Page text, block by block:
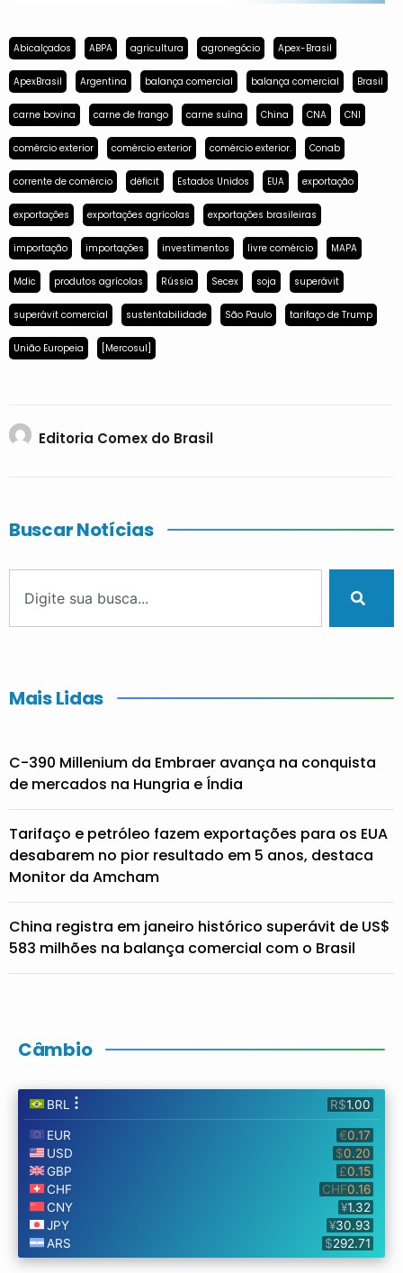
Abicalçados ABPA agricultura agronegócio Apex-Brasil
ApexBrasil Argentina balança comercial balança comercial Brasil
carne bovina carne de frango carne suína China CNA CNI
comércio exterior comércio exterior comércio exterior. Conab
corrente de comércio déficit Estados Unidos EUA exportação
exportações exportações agrícolas exportações brasileiras
importação importações investimentos livre comércio MAPA
Mdic produtos agrícolas Rússia Secex soja superávit
superávit comercial sustentabilidade São Paulo tarifaço de Trump
União Europeia [Mercosul]
Editoria Comex do Brasil
Buscar Notícias
Mais Lidas
C-390 Millenium da Embraer avança na conquista
de mercados na Hungria e Índia
Tarifaço e petróleo fazem exportações para os EUA
desabarem no pior resultado em 5 anos, destaca
Monitor da Amcham
China registra em janeiro histórico superávit de US$
583 milhões na balança comercial com o Brasil
Câmbio